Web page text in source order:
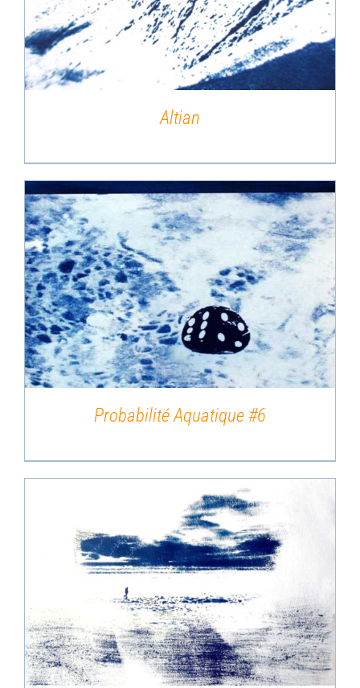
Altian
DÉTAILS
Probabilité Aquatique #6